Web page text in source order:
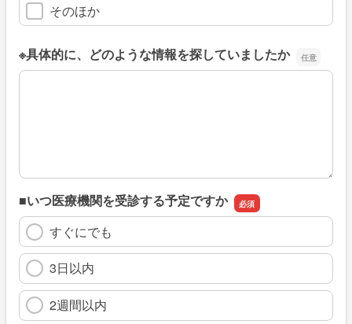
そのほか
※具体的に、どのような情報を探していましたか
※具体的に、どのような情報を探していましたか
■いつ医療機関を受診する予定ですか
すぐにでも
3日以内
2週間以内